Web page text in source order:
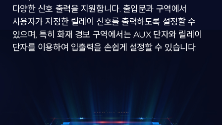
다양한 신호 출력을 지원합니다. 출입문과 구역에서
사용자가 지정한 릴레이 신호를 출력하도록 설정할 수
있으며, 특히 화재 경보 구역에서는 AUX 단자와 릴레이
단자를 이용하여 입출력을 손쉽게 설정할 수 있습니다.